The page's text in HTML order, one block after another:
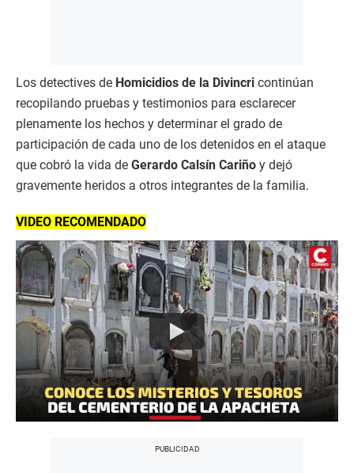
Los detectives de Homicidios de la Divincri continúan
recopilando pruebas y testimonios para esclarecer
plenamente los hechos y determinar el grado de
participación de cada uno de los detenidos en el ataque
que cobró la vida de Gerardo Calsín Cariño y dejó
gravemente heridos a otros integrantes de la familia.
VIDEO RECOMENDADO